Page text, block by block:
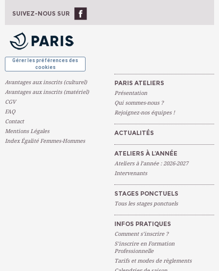
Ateliers À L'année
SUIVEZ-NOUS SUR
Gérer les préférences des
cookies
Avantages aux inscrits (culturel)
Avantages aux inscrits (matériel)
CGV
FAQ
Contact
Mentions Légales
Index Égalité Femmes-Hommes
PARIS ATELIERS
Présentation
Qui sommes-nous ?
Rejoignez-nos équipes !
ACTUALITÉS
ATELIERS À L’ANNÉE
Ateliers à l’année : 2026-2027
Intervenants
STAGES PONCTUELS
Tous les stages ponctuels
INFOS PRATIQUES
Comment s’inscrire ?
S’inscrire en Formation
Professionnelle
Tarifs et modes de règlements